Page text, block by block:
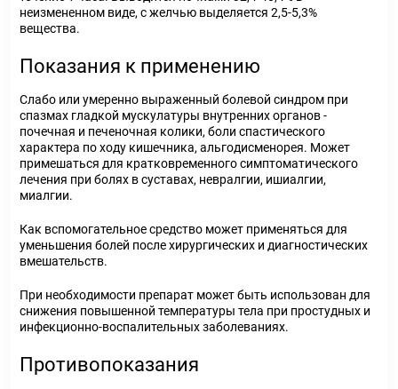
неизмененном виде, с желчью выделяется 2,5-5,3%
вещества.
Показания к применению
Слабо или умеренно выраженный болевой синдром при
спазмах гладкой мускулатуры внутренних органов -
почечная и печеночная колики, боли спастического
характера по ходу кишечника, альгодисменорея. Может
примешаться для кратковременного симптоматического
лечения при болях в суставах, невралгии, ишиалгии,
миалгии.
Как вспомогательное средство может применяться для
уменьшения болей после хирургических и диагностических
вмешательств.
При необходимости препарат может быть использован для
снижения повышенной температуры тела при простудных и
инфекционно-воспалительных заболеваниях.
Противопоказания